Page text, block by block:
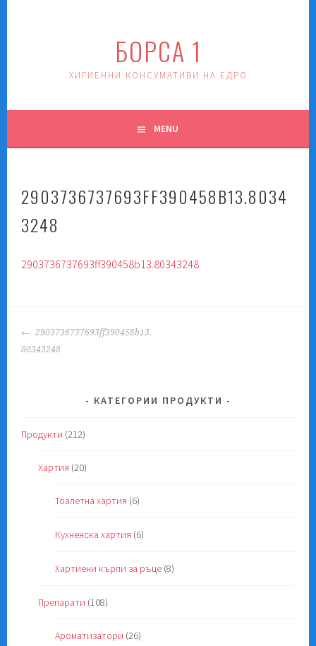
БОРСА 1
ХИГИЕННИ КОНСУМАТИВИ НА ЕДРО
MENU
2903736737693FF390458B13.8034
3248
2903736737693ff390458b13.80343248
POST
NAVIGATION
2903736737693ff390458b13.
80343248
КАТЕГОРИИ ПРОДУКТИ
Продукти (212)
Хартия (20)
Тоалетна хартия (6)
Кухненска хартия (6)
Хартиени кърпи за ръце (8)
Препарати (108)
Ароматизатори (26)